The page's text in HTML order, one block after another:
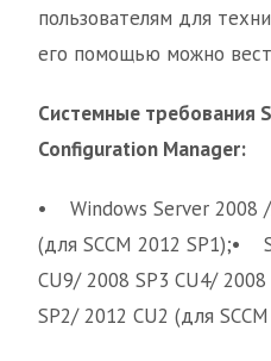
пользователям для
его помощью можно
Системные требования
Configuration Manager:
• Windows Server 2008 /
(для SCCM 2012 SP1);•
CU9/ 2008 SP3 CU4/
SP2/ 2012 CU2 (для